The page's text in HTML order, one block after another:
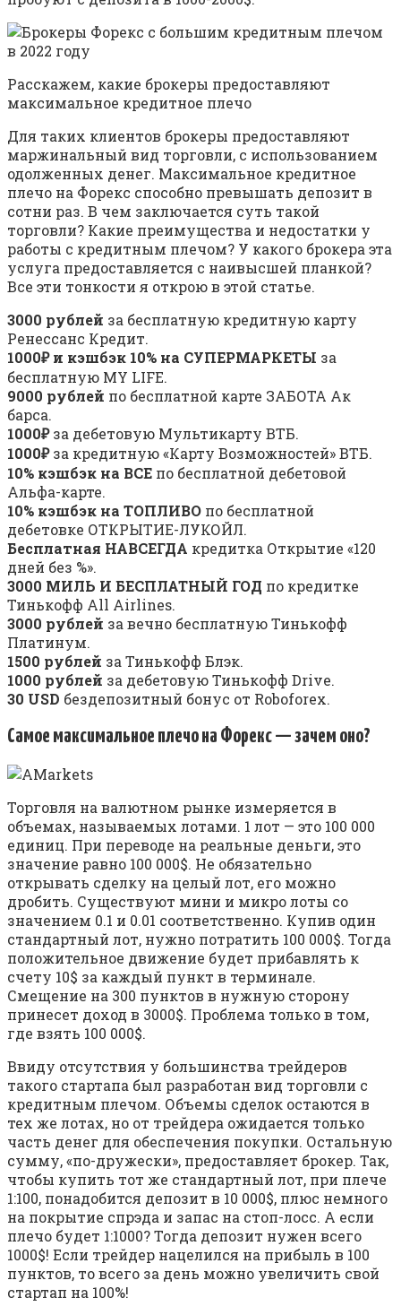
Расскажем, какие брокеры предоставляют
максимальное кредитное плечо
Для таких клиентов брокеры предоставляют
маржинальный вид торговли, с использованием
одолженных денег. Максимальное кредитное
плечо на Форекс способно превышать депозит в
сотни раз. В чем заключается суть такой
торговли? Какие преимущества и недостатки у
работы с кредитным плечом? У какого брокера эта
услуга предоставляется с наивысшей планкой?
Все эти тонкости я открою в этой статье.
3000 рублей за бесплатную кредитную карту
Ренессанс Кредит.
1000₽ и кэшбэк 10% на СУПЕРМАРКЕТЫ за
бесплатную MY LIFE.
9000 рублей по бесплатной карте ЗАБОТА Ак
барса.
1000₽за дебетовую Мультикарту ВТБ.
1000₽за кредитную «Карту Возможностей» ВТБ.
10% кэшбэк на ВСЕ по бесплатной дебетовой
Альфа-карте.
10% кэшбэк на ТОПЛИВО по бесплатной
дебетовке ОТКРЫТИЕ-ЛУКОЙЛ.
Бесплатная НАВСЕГДА кредитка Открытие «120
дней без %».
3000 МИЛЬ И БЕСПЛАТНЫЙ ГОД по кредитке
Тинькофф All Airlines.
3000 рублей за вечно бесплатную Тинькофф
Платинум.
1500 рублей за Тинькофф Блэк.
1000 рублей за дебетовую Тинькофф Drive.
30 USD бездепозитный бонус от Roboforex.
Самое максимальное плечо на Форекс — зачем оно?
Торговля на валютном рынке измеряется в
объемах, называемых лотами. 1 лот — это 100 000
единиц. При переводе на реальные деньги, это
значение равно 100 000$. Не обязательно
открывать сделку на целый лот, его можно
дробить. Существуют мини и микро лоты со
значением 0.1 и 0.01 соответственно. Купив один
стандартный лот, нужно потратить 100 000$. Тогда
положительное движение будет прибавлять к
счету 10$ за каждый пункт в терминале.
Смещение на 300 пунктов в нужную сторону
принесет доход в 3000$. Проблема только в том,
где взять 100 000$.
Ввиду отсутствия у большинства трейдеров
такого стартапа был разработан вид торговли с
кредитным плечом. Объемы сделок остаются в
тех же лотах, но от трейдера ожидается только
часть денег для обеспечения покупки. Остальную
сумму, «по-дружески», предоставляет брокер. Так,
чтобы купить тот же стандартный лот, при плече
1:100, понадобится депозит в 10 000$, плюс немного
на покрытие спрэда и запас на стоп-лосс. А если
плечо будет 1:1000? Тогда депозит нужен всего
1000$! Если трейдер нацелился на прибыль в 100
пунктов, то всего за день можно увеличить свой
стартап на 100%!